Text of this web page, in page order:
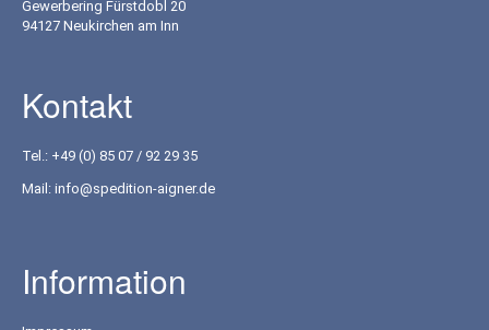
Gewerbering Fürstdobl 20
94127 Neukirchen am Inn
Kontakt
Tel.: +49 (0) 85 07 / 92 29 35
Mail: info@spedition-aigner.de
Information